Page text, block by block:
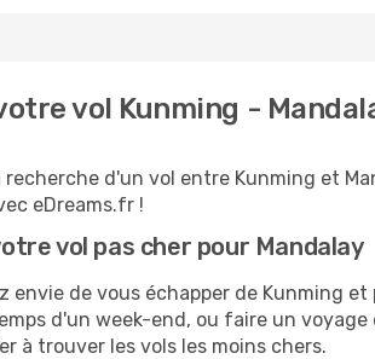
vol Kunming -
recherche d'un vol entre Kunming et
eDreams.fr !
vol pas cher pour Mandalay
envie de vous échapper de Kunming
d'un week-end, ou faire un
à trouver les vols les moins chers.